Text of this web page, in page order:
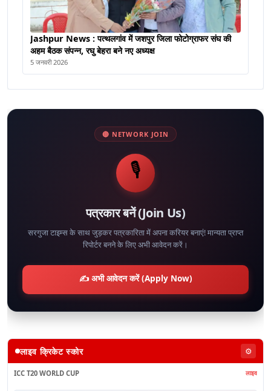
Jashpur News : पत्थलगांव में जशपुर जिला फोटोग्राफर संघ की
अहम बैठक संपन्न, रघु बेहरा बने नए अध्यक्ष
5 जनवरी 2026
🔴 NETWORK JOIN
🎙️
पत्रकार बनें (Join Us)
सरगुजा टाइम्स के साथ जुड़कर पत्रकारिता में अपना करियर बनाएं! मान्यता प्राप्त
रिपोर्टर बनने के लिए अभी आवेदन करें।
✍️ अभी आवेदन करें (Apply Now)
लाइव क्रिकेट स्कोर ⚙️
ICC T20 WORLD CUP लाइव